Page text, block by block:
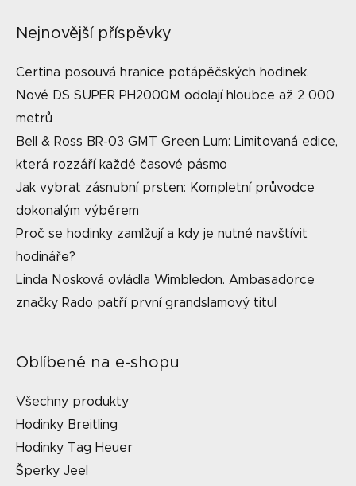
Nejnovější příspěvky
Certina posouvá hranice potápěčských hodinek.
Nové DS SUPER PH2000M odolají hloubce až 2 000
metrů
Bell & Ross BR-03 GMT Green Lum: Limitovaná edice,
která rozzáří každé časové pásmo
Jak vybrat zásnubní prsten: Kompletní průvodce
dokonalým výběrem
Proč se hodinky zamlžují a kdy je nutné navštívit
hodináře?
Linda Nosková ovládla Wimbledon. Ambasadorce
značky Rado patří první grandslamový titul
Oblíbené na e-shopu
Všechny produkty
Hodinky Breitling
Hodinky Tag Heuer
Šperky Jeel